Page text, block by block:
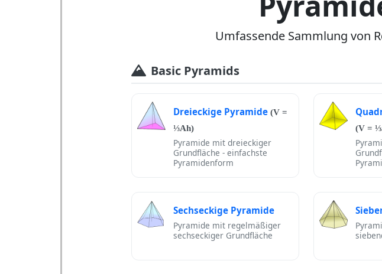
Umfassende Sammlung von
Basic Pyramids
Dreieckige Pyramide (V =
⅓Ah)
Pyramide mit dreieckiger
Grundfläche - einfachste
Pyramidenform
(V =
Sechseckige Pyramide
Pyramide mit regelmäßiger
sechseckiger Grundfläche